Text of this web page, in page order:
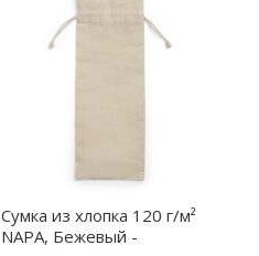
Сумка из хлопка 120 г/м²
NAPA, Бежевый -